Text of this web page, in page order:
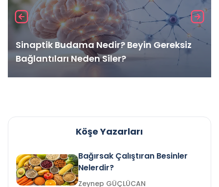
Sinaptik Budama Nedir? Beyin Gereksiz
Bağlantıları Neden Siler?
Köşe Yazarları
Bağırsak Çalıştıran Besinler
Nelerdir?
Zeynep GÜÇLÜCAN